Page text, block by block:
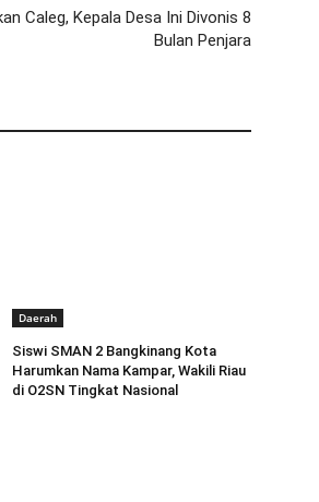
Caleg, Kepala Desa Ini Divonis 8
Bulan Penjara
Daerah
Siswi SMAN 2 Bangkinang Kota
Harumkan Nama Kampar, Wakili Riau
di O2SN Tingkat Nasional